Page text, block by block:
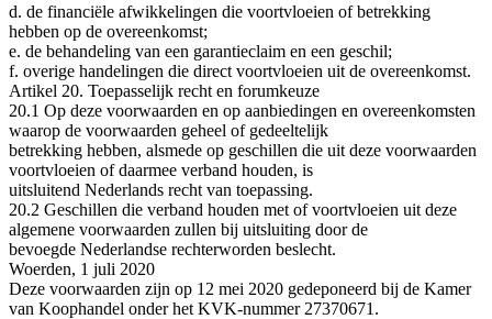
d. de financiële afwikkelingen die voortvloeien of betrekking
hebben op de overeenkomst;
e. de behandeling van een garantieclaim en een geschil;
f. overige handelingen die direct voortvloeien uit de overeenkomst.
Artikel 20. Toepasselijk recht en forumkeuze
20.1 Op deze voorwaarden en op aanbiedingen en overeenkomsten
waarop de voorwaarden geheel of gedeeltelijk
betrekking hebben, alsmede op geschillen die uit deze voorwaarden
voortvloeien of daarmee verband houden, is
uitsluitend Nederlands recht van toepassing.
20.2 Geschillen die verband houden met of voortvloeien uit deze
algemene voorwaarden zullen bij uitsluiting door de
bevoegde Nederlandse rechterworden beslecht.
Woerden, 1 juli 2020
Deze voorwaarden zijn op 12 mei 2020 gedeponeerd bij de Kamer
van Koophandel onder het KVK-nummer 27370671.